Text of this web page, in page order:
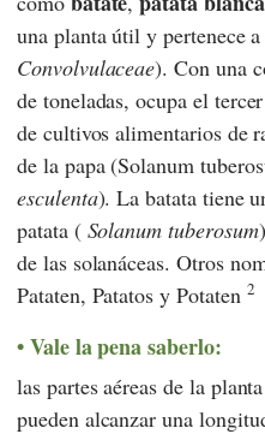
una planta útil y pertenece
Convolvulaceae). Con una
de toneladas, ocupa el
de cultivos alimentarios de
de la papa (Solanum
esculenta). La batata tiene
patata ( Solanum tuberosum
de las solanáceas. Otros
Pataten, Patatos y Potaten 2
Vale la pena saberlo:
las partes aéreas de la
pueden alcanzar una